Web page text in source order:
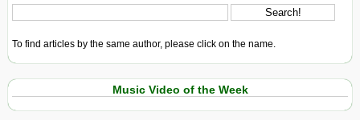
To find articles by the same author, please click on the name.
Music Video of the Week